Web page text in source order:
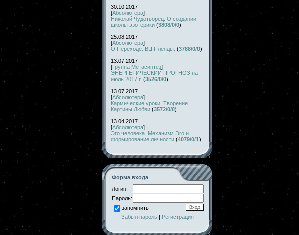
30.10.2017
[Абсолютера]
Николай Чудотворец. О создании
школы эзотерики (3808/0/0)
25.08.2017
[Абсолютера]
О Переходе. ВЦ Плеяды. (3788/0/0)
13.07.2017
[Группа Метасинтез]
ЭНЕРГЕТИЧЕСКИЙ ПРОГНОЗ на
июль 2017 г. (3526/0/0)
13.07.2017
[Абсолютера]
Кармические уроки. Творение
Картины Любви (3572/0/0)
13.04.2017
[Абсолютера]
Эго человека. Механизм Эго и
формирование личности (4079/0/1)
Форма входа
Логин:
Пароль:
запомнить
Забыл пароль | Регистрация